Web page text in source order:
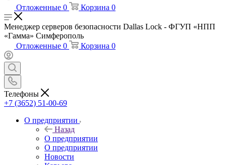
Отложенные 0 Корзина 0
Менеджер серверов безопасности Dallas Lock - ФГУП «НПП
«Гамма» Симферополь
Отложенные 0 Корзина 0
Телефоны
+7 (3652) 51-00-69
О предприятии
Назад
О предприятии
О предприятии
Новости